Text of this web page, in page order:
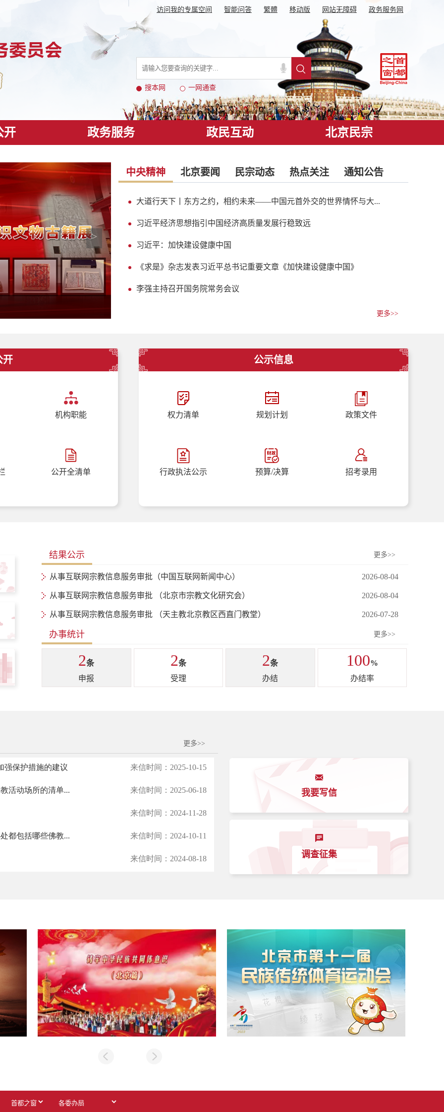
访问我的专属空间 智能问答 繁體 移动版 网站无障碍 政务服务网
搜本网 一网通查
开 政务服务 政民互动 北京民宗
>
中央精神 北京要闻 民宗动态 热点关注 通知公告
大道行天下丨东方之约，相约未来——中国元首外交的世界情怀与大...
习近平经济思想指引中国经济高质量发展行稳致远
习近平：加快建设健康中国
《求是》杂志发表习近平总书记重要文章《加快建设健康中国》
李强主持召开国务院常务会议
更多>>
开
机构职能
公开全清单
公示信息
权力清单 规划计划 政策文件
行政执法公示 预算/决算 招考录用
结果公示 更多>>
从事互联网宗教信息服务审批（中国互联网新闻中心） 2026-08-04
从事互联网宗教信息服务审批 （北京市宗教文化研究会） 2026-08-04
从事互联网宗教信息服务审批 （天主教北京教区西直门教堂） 2026-07-28
办事统计 更多>>
2条
申报
2条
受理
2条
办结
100%
办结率
更多>>
我要写信
调查征集